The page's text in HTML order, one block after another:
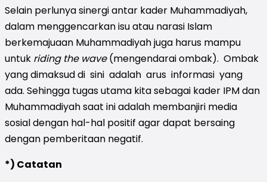
Selain perlunya sinergi antar kader Muhammadiyah,
dalam menggencarkan isu atau narasi Islam
berkemajuaan Muhammadiyah juga harus mampu
untuk riding the wave(mengendarai ombak). Ombak
yang dimaksud di sini adalah arus informasi yang
ada. Sehingga tugas utama kita sebagai kader IPM dan
Muhammadiyah saat ini adalah membanjiri media
sosial dengan hal-hal positif agar dapat bersaing
dengan pemberitaan negatif.
*) Catatan